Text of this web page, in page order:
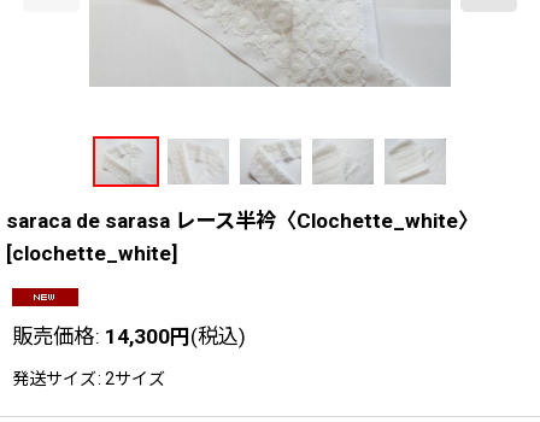
saraca de sarasa レース半衿〈Clochette_white〉
[clochette_white]
販売価格: 14,300円(税込)
発送サイズ: 2サイズ